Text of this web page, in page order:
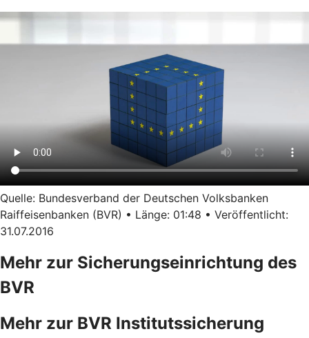
Quelle: Bundesverband der Deutschen Volksbanken
Raiffeisenbanken (BVR) • Länge: 01:48 • Veröffentlicht:
31.07.2016
Mehr zur Sicherungseinrichtung des
BVR
Mehr zur BVR Institutssicherung